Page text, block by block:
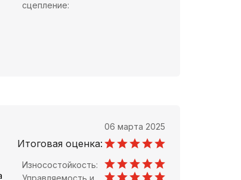
сцепление:
06 марта 2025
Итоговая оценка:
Износостойкость:
Управляемость и